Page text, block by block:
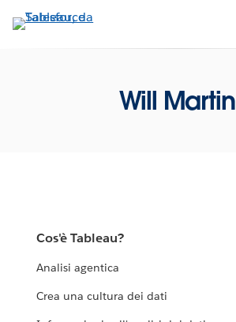
Passa
Will Martin
Cos'è Tableau?
Analisi agentica
Crea una cultura dei dati